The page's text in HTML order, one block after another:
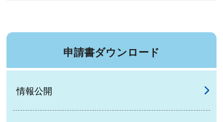
申請書ダウンロード
情報公開